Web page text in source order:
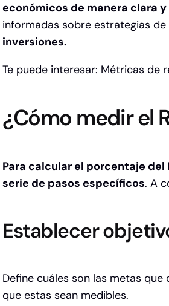
económicos de manera clara
informadas sobre estrategias
inversiones.
Te puede interesar: Métricas de
¿Cómo medir el
Para calcular el porcentaje del
serie de pasos específicos. A
Establecer
Define cuáles son las metas
que estas sean medibles.